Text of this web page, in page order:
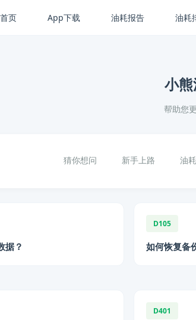
首页 App下载 油耗报告 油耗
小
帮助您
猜你想问 新手上路 油耗
据？
D105
如何恢复备
D401